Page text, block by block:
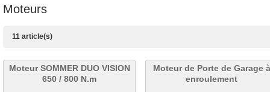
Moteurs
11 article(s)
Moteur SOMMER DUO VISION
650 / 800 N.m
Moteur de Porte de Garage à
enroulement